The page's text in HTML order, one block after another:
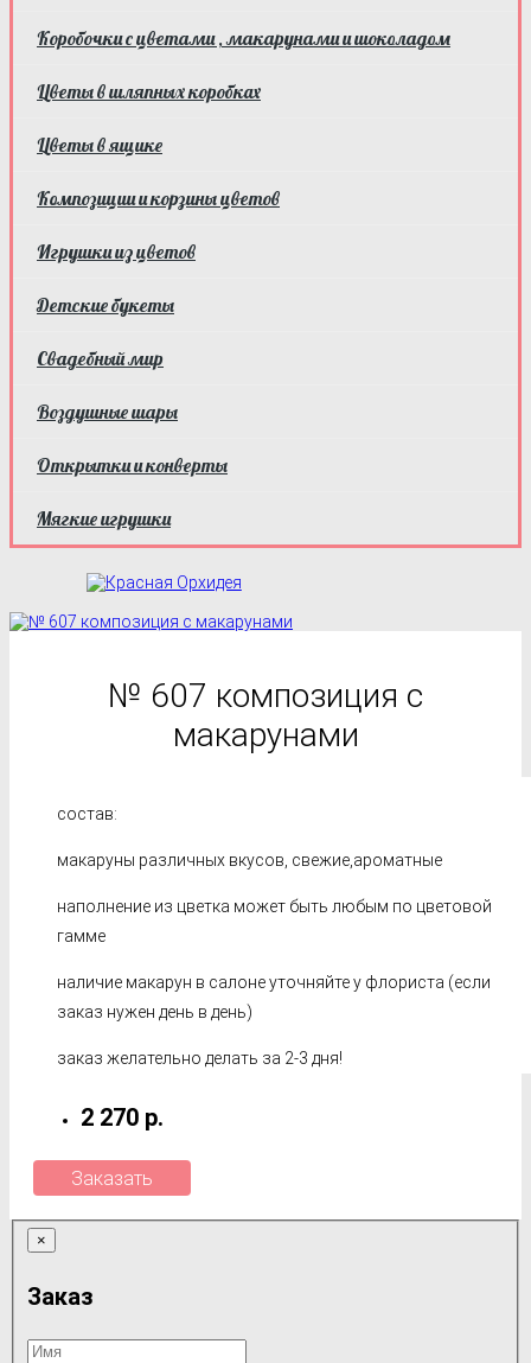
Коробочки с цветами , макарунами и шоколадом
Цветы в шляпных коробках
Цветы в ящике
Композиции и корзины цветов
Игрушки из цветов
Детские букеты
Свадебный мир
Воздушные шары
Открытки и конверты
Мягкие игрушки
№ 607 композиция с
макарунами
состав:
макаруны различных вкусов, свежие,ароматные
наполнение из цветка может быть любым по цветовой
гамме
наличие макарун в салоне уточняйте у флориста (если
заказ нужен день в день)
заказ желательно делать за 2-3 дня!
2 270 р.
Заказать
×
Заказ